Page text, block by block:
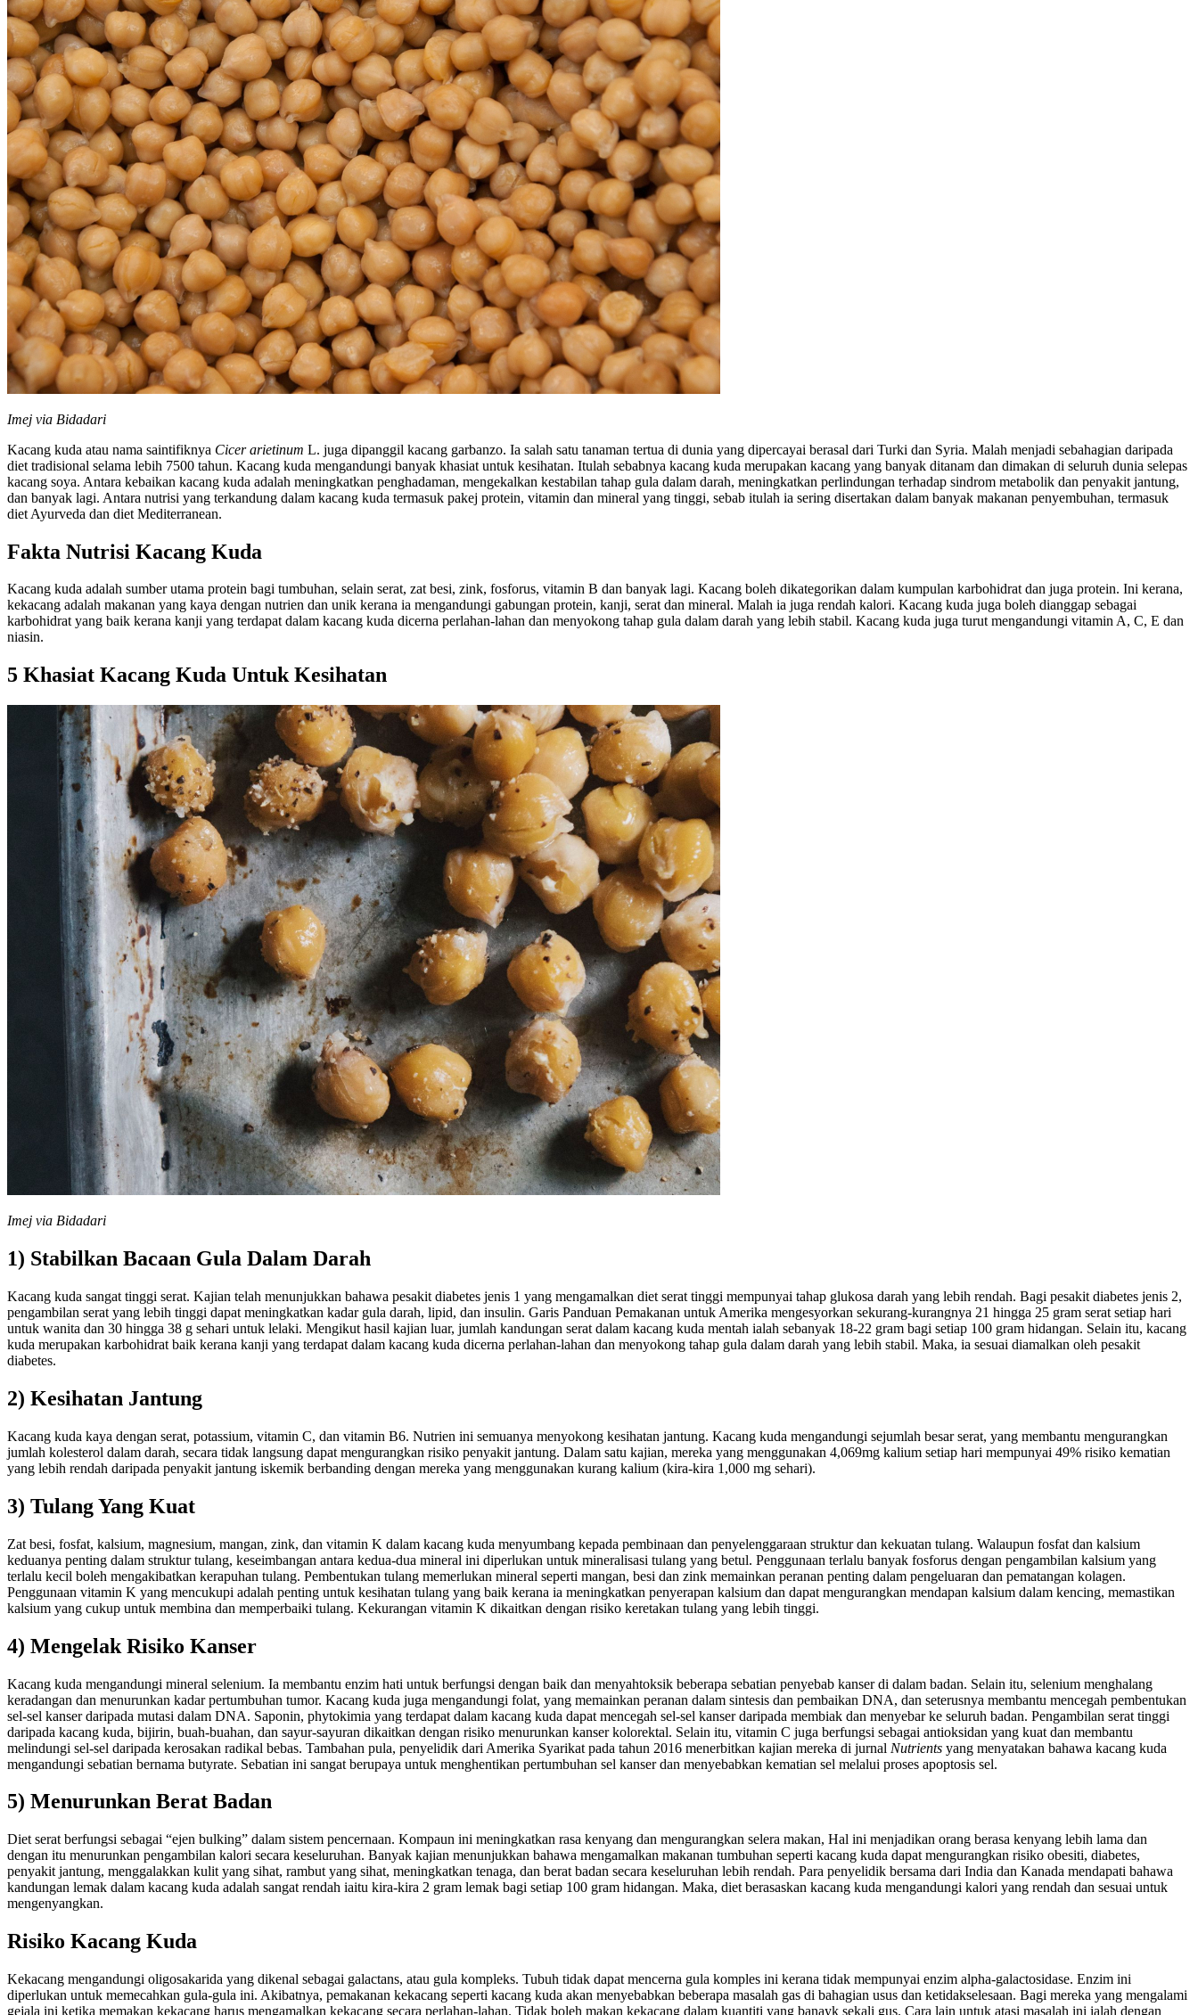
Imej via Bidadari
Kacang kuda atau nama saintifiknya Cicer arietinum L. juga dipanggil kacang garbanzo. Ia salah satu tanaman tertua di dunia yang dipercayai berasal dari Turki dan Syria. Malah menjadi sebahagian daripada
diet tradisional selama lebih 7500 tahun. Kacang kuda mengandungi banyak khasiat untuk kesihatan. Itulah sebabnya kacang kuda merupakan kacang yang banyak ditanam dan dimakan di seluruh dunia selepas
kacang soya. Antara kebaikan kacang kuda adalah meningkatkan penghadaman, mengekalkan kestabilan tahap gula dalam darah, meningkatkan perlindungan terhadap sindrom metabolik dan penyakit jantung,
dan banyak lagi. Antara nutrisi yang terkandung dalam kacang kuda termasuk pakej protein, vitamin dan mineral yang tinggi, sebab itulah ia sering disertakan dalam banyak makanan penyembuhan, termasuk
diet Ayurveda dan diet Mediterranean.
Fakta Nutrisi Kacang Kuda
Kacang kuda adalah sumber utama protein bagi tumbuhan, selain serat, zat besi, zink, fosforus, vitamin B dan banyak lagi. Kacang boleh dikategorikan dalam kumpulan karbohidrat dan juga protein. Ini kerana,
kekacang adalah makanan yang kaya dengan nutrien dan unik kerana ia mengandungi gabungan protein, kanji, serat dan mineral. Malah ia juga rendah kalori. Kacang kuda juga boleh dianggap sebagai
karbohidrat yang baik kerana kanji yang terdapat dalam kacang kuda dicerna perlahan-lahan dan menyokong tahap gula dalam darah yang lebih stabil. Kacang kuda juga turut mengandungi vitamin A, C, E dan
niasin.
5 Khasiat Kacang Kuda Untuk Kesihatan
Imej via Bidadari
1) Stabilkan Bacaan Gula Dalam Darah
Kacang kuda sangat tinggi serat. Kajian telah menunjukkan bahawa pesakit diabetes jenis 1 yang mengamalkan diet serat tinggi mempunyai tahap glukosa darah yang lebih rendah. Bagi pesakit diabetes jenis 2,
pengambilan serat yang lebih tinggi dapat meningkatkan kadar gula darah, lipid, dan insulin. Garis Panduan Pemakanan untuk Amerika mengesyorkan sekurang-kurangnya 21 hingga 25 gram serat setiap hari
untuk wanita dan 30 hingga 38 g sehari untuk lelaki. Mengikut hasil kajian luar, jumlah kandungan serat dalam kacang kuda mentah ialah sebanyak 18-22 gram bagi setiap 100 gram hidangan. Selain itu, kacang
kuda merupakan karbohidrat baik kerana kanji yang terdapat dalam kacang kuda dicerna perlahan-lahan dan menyokong tahap gula dalam darah yang lebih stabil. Maka, ia sesuai diamalkan oleh pesakit
diabetes.
2) Kesihatan Jantung
Kacang kuda kaya dengan serat, potassium, vitamin C, dan vitamin B6. Nutrien ini semuanya menyokong kesihatan jantung. Kacang kuda mengandungi sejumlah besar serat, yang membantu mengurangkan
jumlah kolesterol dalam darah, secara tidak langsung dapat mengurangkan risiko penyakit jantung. Dalam satu kajian, mereka yang menggunakan 4,069mg kalium setiap hari mempunyai 49% risiko kematian
yang lebih rendah daripada penyakit jantung iskemik berbanding dengan mereka yang menggunakan kurang kalium (kira-kira 1,000 mg sehari).
3) Tulang Yang Kuat
Zat besi, fosfat, kalsium, magnesium, mangan, zink, dan vitamin K dalam kacang kuda menyumbang kepada pembinaan dan penyelenggaraan struktur dan kekuatan tulang. Walaupun fosfat dan kalsium
keduanya penting dalam struktur tulang, keseimbangan antara kedua-dua mineral ini diperlukan untuk mineralisasi tulang yang betul. Penggunaan terlalu banyak fosforus dengan pengambilan kalsium yang
terlalu kecil boleh mengakibatkan kerapuhan tulang. Pembentukan tulang memerlukan mineral seperti mangan, besi dan zink memainkan peranan penting dalam pengeluaran dan pematangan kolagen.
Penggunaan vitamin K yang mencukupi adalah penting untuk kesihatan tulang yang baik kerana ia meningkatkan penyerapan kalsium dan dapat mengurangkan mendapan kalsium dalam kencing, memastikan
kalsium yang cukup untuk membina dan memperbaiki tulang. Kekurangan vitamin K dikaitkan dengan risiko keretakan tulang yang lebih tinggi.
4) Mengelak Risiko Kanser
Kacang kuda mengandungi mineral selenium. Ia membantu enzim hati untuk berfungsi dengan baik dan menyahtoksik beberapa sebatian penyebab kanser di dalam badan. Selain itu, selenium menghalang
keradangan dan menurunkan kadar pertumbuhan tumor. Kacang kuda juga mengandungi folat, yang memainkan peranan dalam sintesis dan pembaikan DNA, dan seterusnya membantu mencegah pembentukan
sel-sel kanser daripada mutasi dalam DNA. Saponin, phytokimia yang terdapat dalam kacang kuda dapat mencegah sel-sel kanser daripada membiak dan menyebar ke seluruh badan. Pengambilan serat tinggi
daripada kacang kuda, bijirin, buah-buahan, dan sayur-sayuran dikaitkan dengan risiko menurunkan kanser kolorektal. Selain itu, vitamin C juga berfungsi sebagai antioksidan yang kuat dan membantu
melindungi sel-sel daripada kerosakan radikal bebas. Tambahan pula, penyelidik dari Amerika Syarikat pada tahun 2016 menerbitkan kajian mereka di jurnal Nutrients yang menyatakan bahawa kacang kuda
mengandungi sebatian bernama butyrate. Sebatian ini sangat berupaya untuk menghentikan pertumbuhan sel kanser dan menyebabkan kematian sel melalui proses apoptosis sel.
5) Menurunkan Berat Badan
Diet serat berfungsi sebagai “ejen bulking” dalam sistem pencernaan. Kompaun ini meningkatkan rasa kenyang dan mengurangkan selera makan, Hal ini menjadikan orang berasa kenyang lebih lama dan
dengan itu menurunkan pengambilan kalori secara keseluruhan. Banyak kajian menunjukkan bahawa mengamalkan makanan tumbuhan seperti kacang kuda dapat mengurangkan risiko obesiti, diabetes,
penyakit jantung, menggalakkan kulit yang sihat, rambut yang sihat, meningkatkan tenaga, dan berat badan secara keseluruhan lebih rendah. Para penyelidik bersama dari India dan Kanada mendapati bahawa
kandungan lemak dalam kacang kuda adalah sangat rendah iaitu kira-kira 2 gram lemak bagi setiap 100 gram hidangan. Maka, diet berasaskan kacang kuda mengandungi kalori yang rendah dan sesuai untuk
mengenyangkan.
Risiko Kacang Kuda
Kekacang mengandungi oligosakarida yang dikenal sebagai galactans, atau gula kompleks. Tubuh tidak dapat mencerna gula komples ini kerana tidak mempunyai enzim alpha-galactosidase. Enzim ini
diperlukan untuk memecahkan gula-gula ini. Akibatnya, pemakanan kekacang seperti kacang kuda akan menyebabkan beberapa masalah gas di bahagian usus dan ketidakselesaan. Bagi mereka yang mengalami
gejala ini ketika memakan kekacang harus mengamalkan kekacang secara perlahan-lahan. Tidak boleh makan kekacang dalam kuantiti yang banayk sekali gus. Cara lain untuk atasi masalah ini ialah dengan